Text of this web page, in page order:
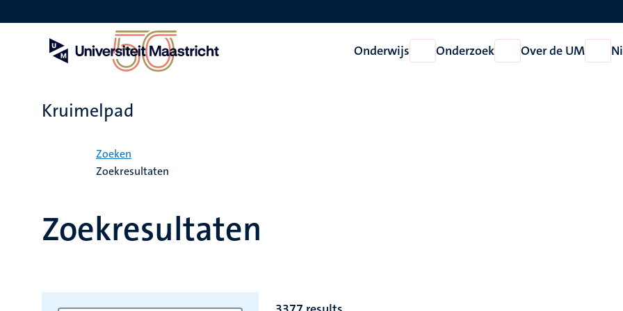
en
Onderwijs
Open
Onderwijs
Onderzoek
Open
Onderzoek
Over de UM
Open
Over
Kruimelpad
Zoeken
Zoekresultaten
Zoekresultaten